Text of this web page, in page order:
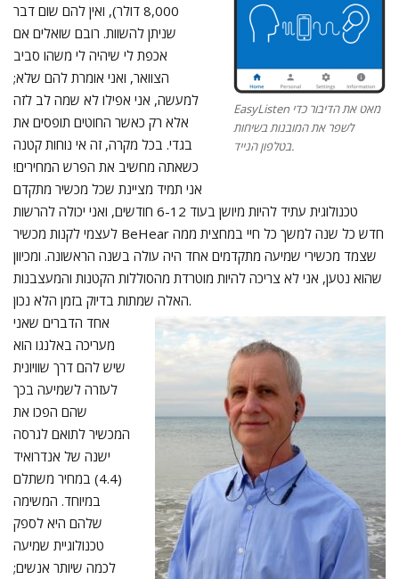
EasyListen מאט את הדיבור כדי
לשפר את המובנות בשיחות
בטלפון הנייד.
8,000 דולר), ואין להם שום דבר
שניתן להשוות. רובם שואלים אם
אכפת לי שיהיה לי משהו סביב
הצוואר, ואני אומרת להם שלא;
למעשה, אני אפילו לא שמה לב לזה
אלא רק כאשר החוטים תופסים את
בגדי. בכל מקרה, זה אי נוחות קטנה
כשאתה מחשיב את הפרש המחירים!
אני תמיד מציינת שכל מכשיר מתקדם
טכנולוגית עתיד להיות מיושן בעוד 6-12 חודשים, ואני יכולה להרשות
לעצמי לקנות מכשיר BeHear חדש כל שנה למשך כל חיי במחצית ממה
שצמד מכשירי שמיעה מתקדמים אחד היה עולה בשנה הראשונה. ומכיוון
שהוא נטען, אני לא צריכה להיות מוטרדת מהסוללות הקטנות והמעצבנות
האלה שמתות בדיוק בזמן הלא נכון.
אחד הדברים שאני
מעריכה באלנגו הוא
שיש להם דרך שוויונית
לעזרה לשמיעה בכך
שהם הפכו את
המכשיר לתואם לגרסה
ישנה של אנדרואיד
(4.4) במחיר משתלם
במיוחד. המשימה
שלהם היא לספק
טכנולוגיית שמיעה
לכמה שיותר אנשים;